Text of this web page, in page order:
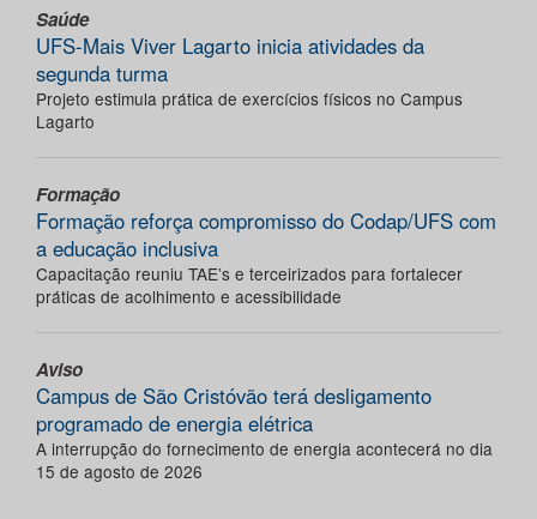
Saúde
UFS-Mais Viver Lagarto inicia atividades da
segunda turma
Projeto estimula prática de exercícios físicos no Campus
Lagarto
Formação
Formação reforça compromisso do Codap/UFS com
a educação inclusiva
Capacitação reuniu TAE’s e terceirizados para fortalecer
práticas de acolhimento e acessibilidade
Aviso
Campus de São Cristóvão terá desligamento
programado de energia elétrica
A interrupção do fornecimento de energia acontecerá no dia
15 de agosto de 2026